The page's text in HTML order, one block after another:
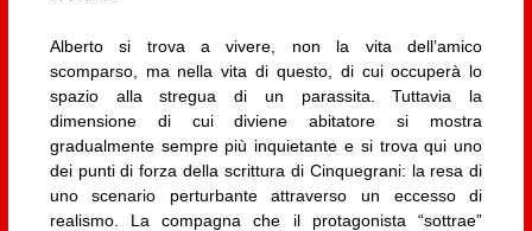
Alberto si trova a vivere, non la vita dell’amico
scomparso, ma nella vita di questo, di cui occuperà lo
spazio alla stregua di un parassita. Tuttavia la
dimensione di cui diviene abitatore si mostra
gradualmente sempre più inquietante e si trova qui uno
dei punti di forza della scrittura di Cinquegrani: la resa di
uno scenario perturbante attraverso un eccesso di
realismo. La compagna che il protagonista “sottrae”